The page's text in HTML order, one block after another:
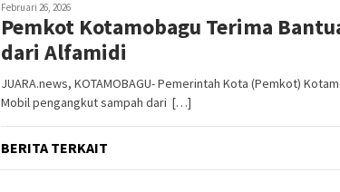
Februari 26, 2026
Pemkot Kotamobagu Terima
dari Alfamidi
JUARA.news, KOTAMOBAGU- Pemerintah Kota (Pemkot)
Mobil pengangkut sampah dari […]
BERITA TERKAIT